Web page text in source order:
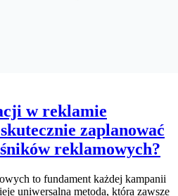
w reklamie
zaplanować
reklamowych?
to fundament każdej kampanii
uniwersalna metoda, która zawsze